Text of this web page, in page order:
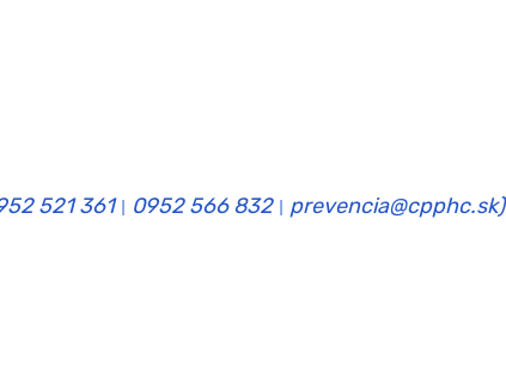
521 361 0952 566 832 prevencia@cpphc.sk)